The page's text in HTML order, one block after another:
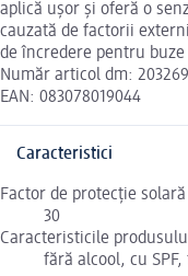
aplică ușor și oferă o
cauzată de factorii
de încredere pentru
Număr articol dm:
EAN: 083078019044
Caracteristici
Factor de protecție
30
Caracteristicile
fără alcool, cu